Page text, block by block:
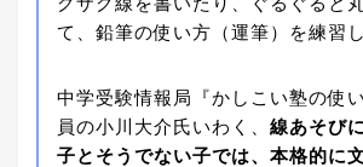
て、鉛筆の使い方（運筆）を練習
中学受験情報局『かしこい塾の使
員の小川大介氏いわく、 線あそび
子とそうでない子では、本格的に